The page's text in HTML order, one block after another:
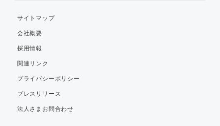
サイトマップ
会社概要
採用情報
関連リンク
プライバシーポリシー
プレスリリース
法人さまお問合わせ